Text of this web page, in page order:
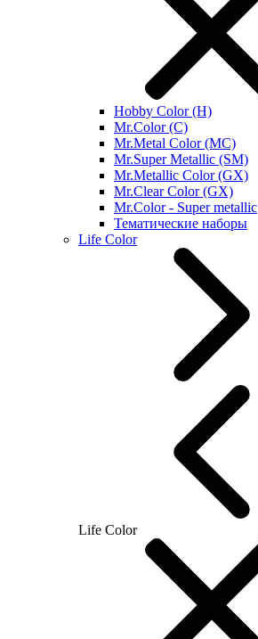
Hobby Color (H)
Mr.Color (C)
Mr.Metal Color (MC)
Mr.Super Metallic (SM)
Mr.Metallic Color (GX)
Mr.Clear Color (GX)
Mr.Color - Super metallic
Тематические наборы
Life Color
Life Color